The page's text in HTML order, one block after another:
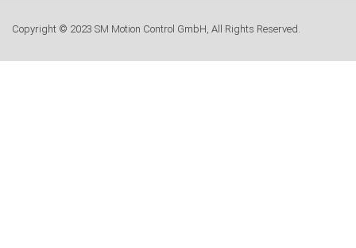
Copyright © 2023 SM Motion Control GmbH, All Rights Reserved.